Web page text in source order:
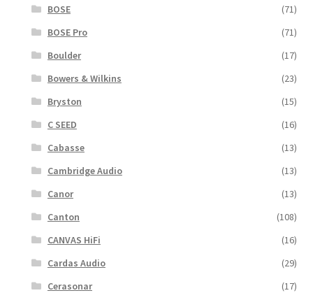
BOSE
(71)
BOSE Pro
(71)
Boulder
(17)
Bowers & Wilkins
(23)
Bryston
(15)
C SEED
(16)
Cabasse
(13)
Cambridge Audio
(13)
Canor
(13)
Canton
(108)
CANVAS HiFi
(16)
Cardas Audio
(29)
Cerasonar
(17)